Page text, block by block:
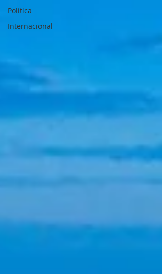
Política
Internacional